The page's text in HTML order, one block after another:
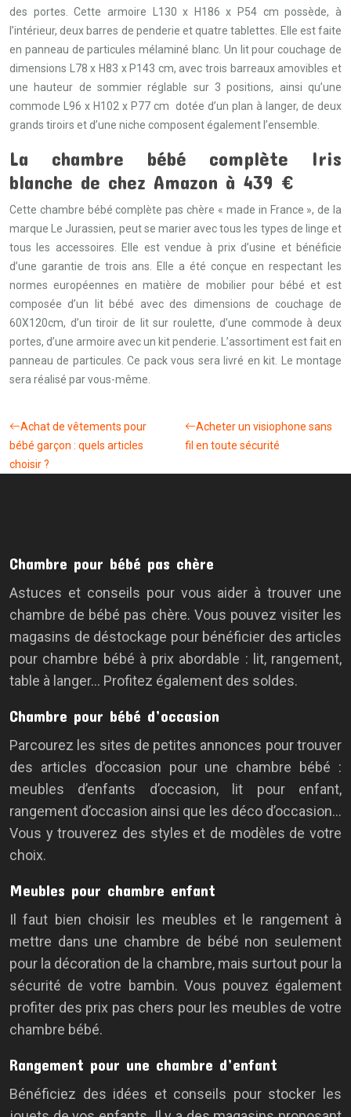
des portes. Cette armoire L130 x H186 x P54 cm possède, à
l’intérieur, deux barres de penderie et quatre tablettes. Elle est faite
en panneau de particules mélaminé blanc. Un lit pour couchage de
dimensions L78 x H83 x P143 cm, avec trois barreaux amovibles et
une hauteur de sommier réglable sur 3 positions, ainsi qu’une
commode L96 x H102 x P77 cm dotée d’un plan à langer, de deux
grands tiroirs et d’une niche composent également l’ensemble.
La chambre bébé complète Iris
blanche de chez Amazon à 439 €
Cette chambre bébé complète pas chère « made in France », de la
marque Le Jurassien, peut se marier avec tous les types de linge et
tous les accessoires. Elle est vendue à prix d’usine et bénéficie
d’une garantie de trois ans. Elle a été conçue en respectant les
normes européennes en matière de mobilier pour bébé et est
composée d’un lit bébé avec des dimensions de couchage de
60X120cm, d’un tiroir de lit sur roulette, d’une commode à deux
portes, d’une armoire avec un kit penderie. L’assortiment est fait en
panneau de particules. Ce pack vous sera livré en kit. Le montage
sera réalisé par vous-même.
Achat de vêtements pour
bébé garçon : quels articles
choisir ?
Acheter un visiophone sans
fil en toute sécurité
Chambre pour bébé pas chère
Astuces et conseils pour vous aider à trouver une
chambre de bébé pas chère. Vous pouvez visiter les
magasins de déstockage pour bénéficier des articles
pour chambre bébé à prix abordable : lit, rangement,
table à langer… Profitez également des soldes.
Chambre pour bébé d’occasion
Parcourez les sites de petites annonces pour trouver
des articles d’occasion pour une chambre bébé :
meubles d’enfants d’occasion, lit pour enfant,
rangement d’occasion ainsi que les déco d’occasion…
Vous y trouverez des styles et de modèles de votre
choix.
Meubles pour chambre enfant
Il faut bien choisir les meubles et le rangement à
mettre dans une chambre de bébé non seulement
pour la décoration de la chambre, mais surtout pour la
sécurité de votre bambin. Vous pouvez également
profiter des prix pas chers pour les meubles de votre
chambre bébé.
Rangement pour une chambre d’enfant
Bénéficiez des idées et conseils pour stocker les